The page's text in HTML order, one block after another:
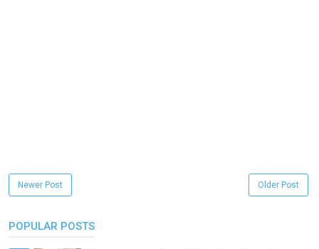
Newer Post Older Post
POPULAR POSTS